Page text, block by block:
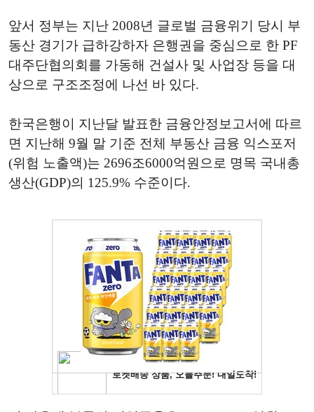
앞서 정부는 지난 2008년 글로벌 금융위기 당시 부
동산 경기가 급하강하자 은행권을 중심으로 한 PF
대주단협의회를 가동해 건설사 및 사업장 등을 대
상으로 구조조정에 나선 바 있다.
한국은행이 지난달 발표한 금융안정보고서에 따르
면 지난해 9월 말 기준 전체 부동산 금융 익스포저
(위험 노출액)는 2696조6000억원으로 명목 국내총
생산(GDP)의 125.9% 수준이다.